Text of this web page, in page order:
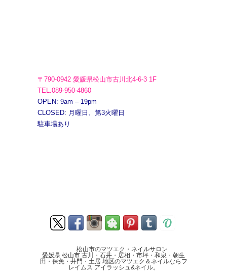
〒790-0942 愛媛県松山市古川北4-6-3 1F
TEL.089-950-4860
OPEN: 9am – 19pm
CLOSED: 月曜日、第3火曜日
駐車場あり
松山市のマツエク・ネイルサロン
愛媛県 松山市 古川・石井・居相・市坪・和泉・朝生
田・保免・井門・土居 地区のマツエク＆ネイルならフ
レイムス アイラッシュ&ネイル。